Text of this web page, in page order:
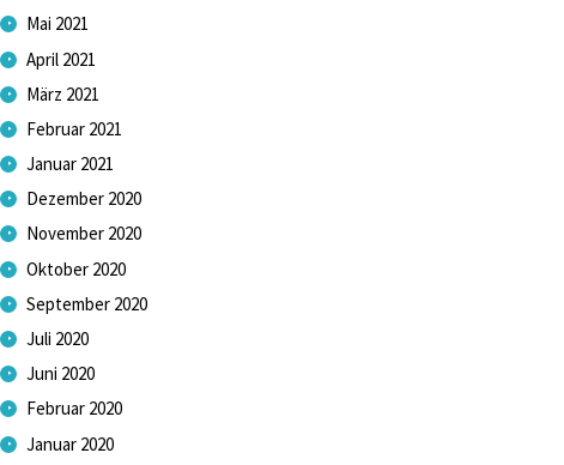
Mai 2021
April 2021
März 2021
Februar 2021
Januar 2021
Dezember 2020
November 2020
Oktober 2020
September 2020
Juli 2020
Juni 2020
Februar 2020
Januar 2020